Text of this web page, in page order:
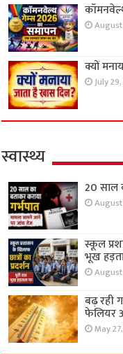
क्यों
July
स्वास्थ्य
20 साल
स्कूल
भूख
बढ़ रही
फेलियर
May